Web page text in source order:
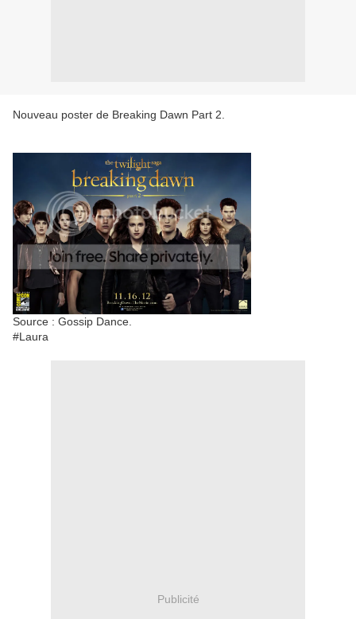
Nouveau poster de Breaking Dawn Part 2.
Source : Gossip Dance.
#Laura
Publicité